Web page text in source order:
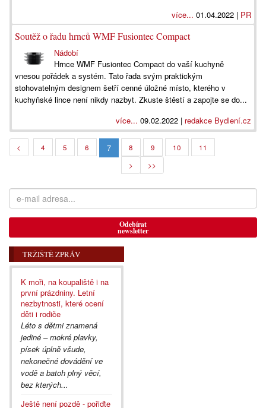
více... 01.04.2022 | PR
Soutěž o řadu hrnců WMF Fusiontec Compact
Nádobí
Hrnce WMF Fusiontec Compact do vaší kuchyně
vnesou pořádek a systém. Tato řada svým praktickým
stohovatelným designem šetří cenné úložné místo, kterého v
kuchyňské lince není nikdy nazbyt. Zkuste štěstí a zapojte se do...
více... 09.02.2022 | redakce Bydlení.cz
< 4 5 6 7 8 9 10
11
>
>>
Odebírat
newsletter
TRŽIŠTĚ ZPRÁV
K moři, na koupaliště i na
první prázdniny. Letní
nezbytnosti, které ocení
děti i rodiče
Léto s dětmi znamená
jediné – mokré plavky,
písek úplně všude,
nekonečné dovádění ve
vodě a batoh plný věcí,
bez kterých...
Ještě není pozdě - pořiďte